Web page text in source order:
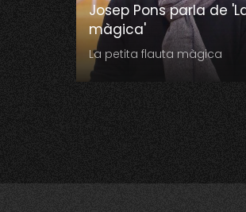
Josep Pons parla de
màgica'
La petita flauta màgica